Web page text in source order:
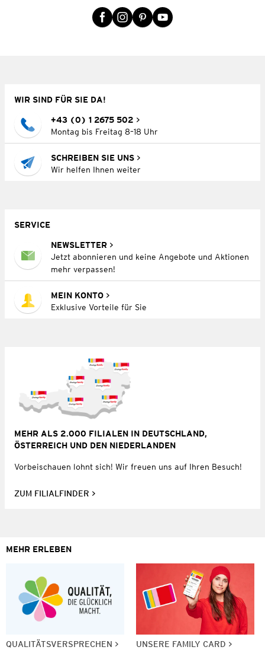
WIR SIND FÜR SIE DA!
+43 (0) 1 2675 502
Montag bis Freitag 8–18 Uhr
SCHREIBEN SIE UNS
Wir helfen Ihnen weiter
SERVICE
NEWSLETTER
Jetzt abonnieren und keine Angebote und Aktionen
mehr verpassen!
MEIN KONTO
Exklusive Vorteile für Sie
MEHR ALS 2.000 FILIALEN IN DEUTSCHLAND,
ÖSTERREICH UND DEN NIEDERLANDEN
Vorbeischauen lohnt sich! Wir freuen uns auf Ihren Besuch!
ZUM FILIALFINDER
MEHR ERLEBEN
QUALITÄTSVERSPRECHEN UNSERE FAMILY CARD